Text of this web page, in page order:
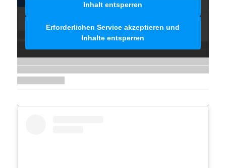
Inhalt entsperren
Erforderlichen Service akzeptieren und
Inhalte entsperren